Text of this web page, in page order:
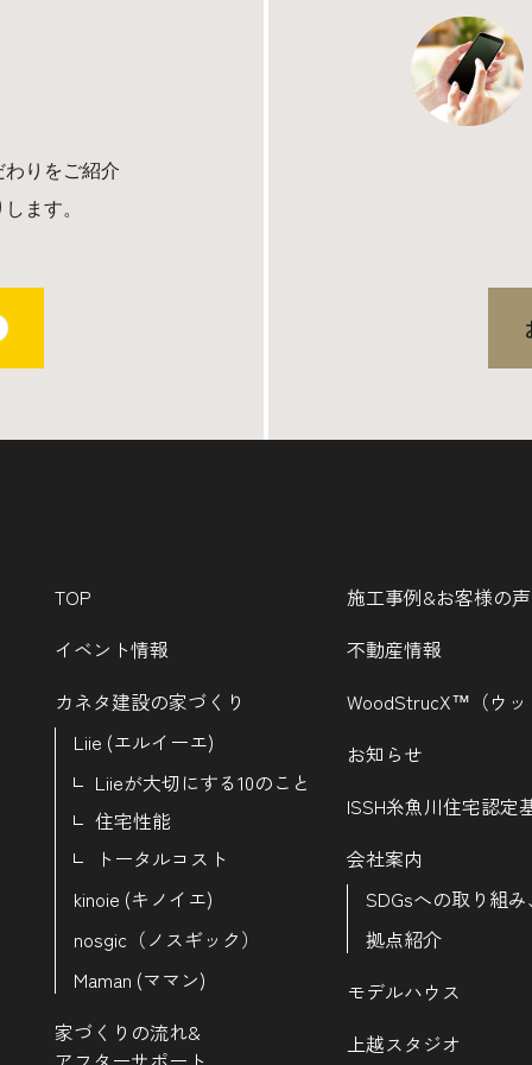
りをご紹介
ます。
TOP
イベント情報
カネタ建設の家づくり
Liie (エルイーエ)
Liieが大切にする10のこと
住宅性能
トータルコスト
kinoie (キノイエ)
nosgic（ノスギック）
Maman (ママン)
家づくりの流れ&
施工事例&お客様の声
不動産情報
WoodStrucX™（ウッ
お知らせ
ISSH糸魚川住宅認定
会社案内
SDGsへの取り組
拠点紹介
モデルハウス
上越スタジオ